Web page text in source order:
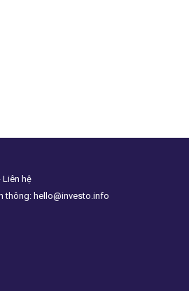
Liên hệ
thông: hello@investo.info